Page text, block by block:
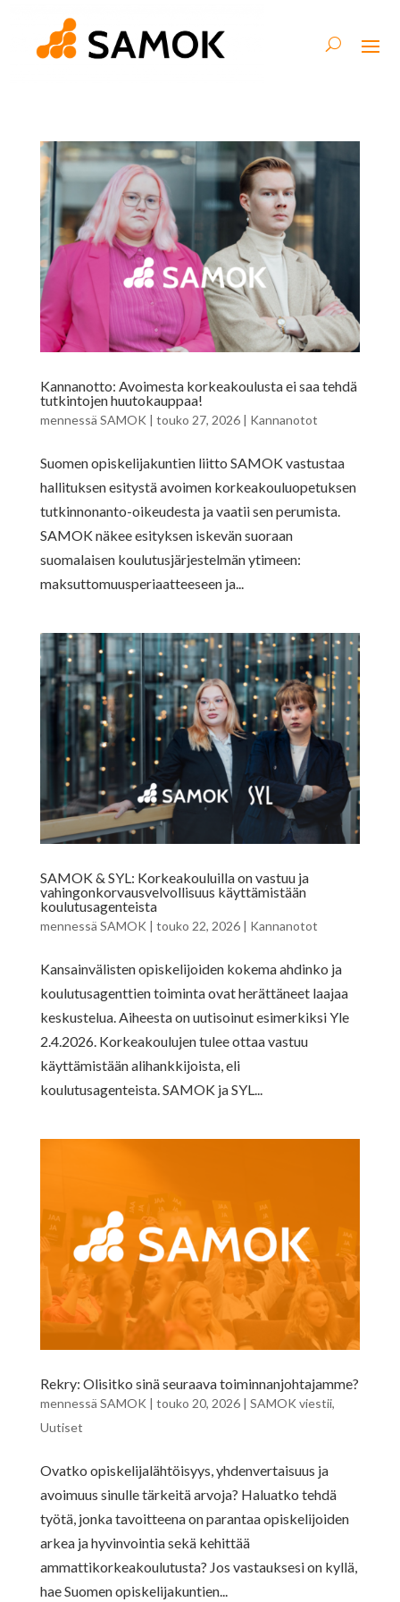
Kannanotto: Avoimesta korkeakoulusta ei saa tehdä
tutkintojen huutokauppaa!
mennessä SAMOK | touko 27, 2026| Kannanotot
Suomen opiskelijakuntien liitto SAMOK vastustaa
hallituksen esitystä avoimen korkeakouluopetuksen
tutkinnonanto-oikeudesta ja vaatii sen perumista.
SAMOK näkee esityksen iskevän suoraan
suomalaisen koulutusjärjestelmän ytimeen:
maksuttomuusperiaatteeseen ja...
SAMOK & SYL: Korkeakouluilla on vastuu ja
vahingonkorvausvelvollisuus käyttämistään
koulutusagenteista
mennessä SAMOK | touko 22, 2026| Kannanotot
Kansainvälisten opiskelijoiden kokema ahdinko ja
koulutusagenttien toiminta ovat herättäneet laajaa
keskustelua. Aiheesta on uutisoinut esimerkiksi Yle
2.4.2026. Korkeakoulujen tulee ottaa vastuu
käyttämistään alihankkijoista, eli
koulutusagenteista. SAMOK ja SYL...
Rekry: Olisitko sinä seuraava toiminnanjohtajamme?
mennessä SAMOK | touko 20, 2026| SAMOK viestii,
Uutiset
Ovatko opiskelijalähtöisyys, yhdenvertaisuus ja
avoimuus sinulle tärkeitä arvoja? Haluatko tehdä
työtä, jonka tavoitteena on parantaa opiskelijoiden
arkea ja hyvinvointia sekä kehittää
ammattikorkeakoulutusta? Jos vastauksesi on kyllä,
hae Suomen opiskelijakuntien...